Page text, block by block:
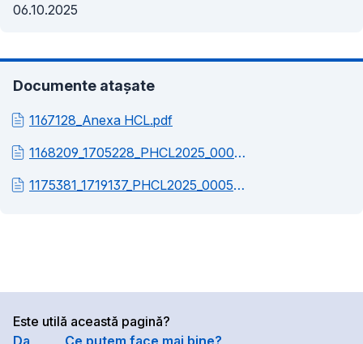
06.10.2025
Documente atașate
1167128_Anexa HCL.pdf
1168209_1705228_PHCL2025_000581_Referat_de_aprobare.pdf
1175381_1719137_PHCL2025_000581_Raport_de_specialitate.pdf
Este utilă această pagină?
Da
Ce putem face mai bine?